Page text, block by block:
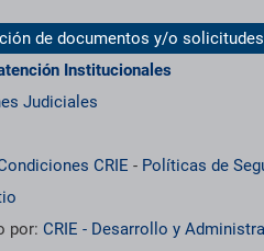
de documentos y/o
Institucionales
Judiciales
CRIE - Políticas de
por:CRIE - Desarrollo y